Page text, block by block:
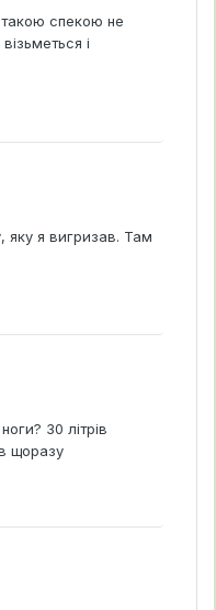
спекою не
і
яку я вигризав. Там
30 літрів
щоразу